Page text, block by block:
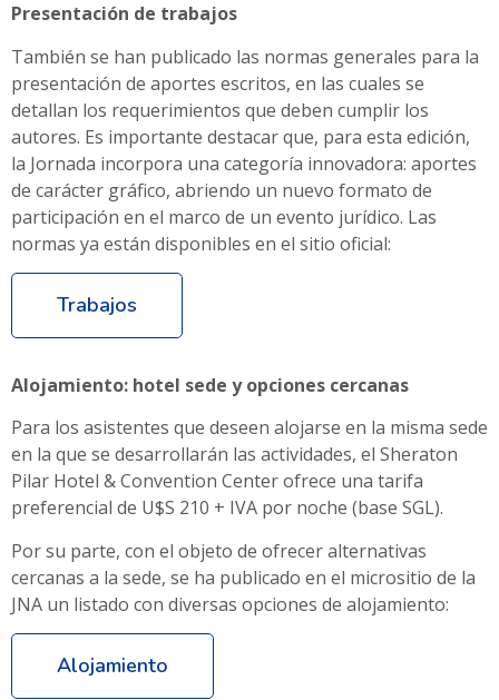
Presentación de trabajos
También se han publicado las normas generales para la
presentación de aportes escritos, en las cuales se
detallan los requerimientos que deben cumplir los
autores. Es importante destacar que, para esta edición,
la Jornada incorpora una categoría innovadora: aportes
de carácter gráfico, abriendo un nuevo formato de
participación en el marco de un evento jurídico. Las
normas ya están disponibles en el sitio oficial:
Trabajos
Alojamiento: hotel sede y opciones cercanas
Para los asistentes que deseen alojarse en la misma sede
en la que se desarrollarán las actividades, el Sheraton
Pilar Hotel & Convention Center ofrece una tarifa
preferencial de U$S 210 + IVA por noche (base SGL).
Por su parte, con el objeto de ofrecer alternativas
cercanas a la sede, se ha publicado en el micrositio de la
JNA un listado con diversas opciones de alojamiento:
Alojamiento